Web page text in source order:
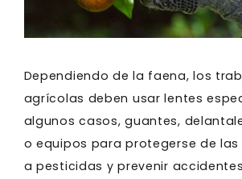
Dependiendo de la faena, los
agrícolas deben usar lentes
algunos casos, guantes,
o equipos para protegerse de las
a pesticidas y prevenir